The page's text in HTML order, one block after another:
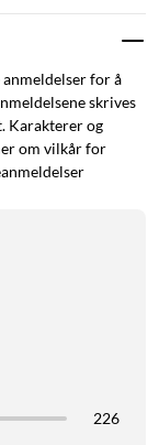
anmeldelser for å
skrives
Karakterer og
om vilkår for
226